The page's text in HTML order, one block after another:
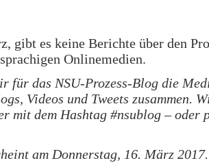
gibt es keine Berichte über den
Onlinemedien.
für das NSU-Prozess-Blog die
Videos und Tweets zusammen.
mit dem Hashtag #nsublog – oder
am Donnerstag, 16. März 2017.